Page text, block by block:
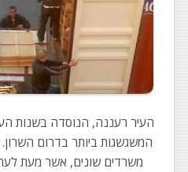
העיר רעננה, הנוסדה בשנות
המשגשגות ביותר בדרום
משרדים שונים, אשר מעת